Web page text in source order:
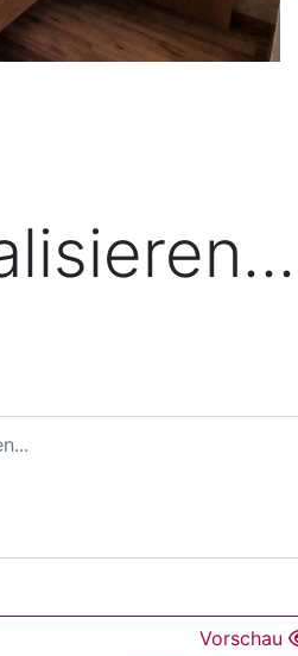
Vorschau